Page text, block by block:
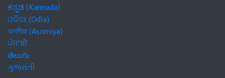
ಕನ್ನಡ (Kannada)
ଓଡିଆ (Odia)
অসমীয়া (Asomiya)
ਪੰਜਾਬੀ
తెలుగు
ગુજરાતી